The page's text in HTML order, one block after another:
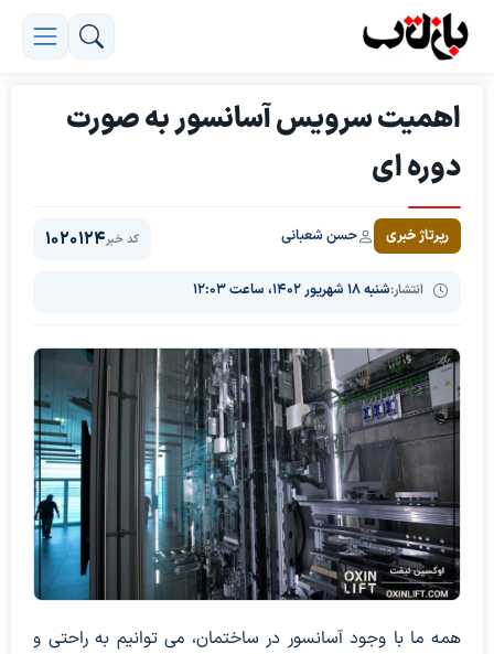
اهمیت سرویس آسانسور به صورت
دوره ای
رپرتاژ خبری حسن شعبانی
انتشار:شنبه ۱۸ شهریور ۱۴۰۲، ساعت ۱۲:۰۳
کد خبر1020124
همه ما با وجود آسانسور در ساختمان، می توانیم به راحتی و